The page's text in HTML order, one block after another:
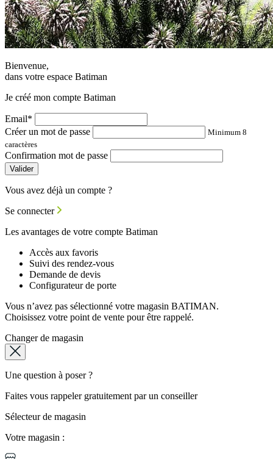
Bienvenue,
dans votre espace Batiman
Je créé mon compte Batiman
Email*
Créer un mot de passe
Minimum 8
caractères
Confirmation mot de passe
Valider
Vous avez déjà un compte ?
Se connecter
Les avantages de votre compte Batiman
Accès aux favoris
Suivi des rendez-vous
Demande de devis
Configurateur de porte
Vous n’avez pas sélectionné votre magasin BATIMAN.
Choisissez votre point de vente pour être rappelé.
Changer de magasin
Une question à poser ?
Faites vous rappeler gratuitement par un conseiller
Sélecteur de magasin
Votre magasin :